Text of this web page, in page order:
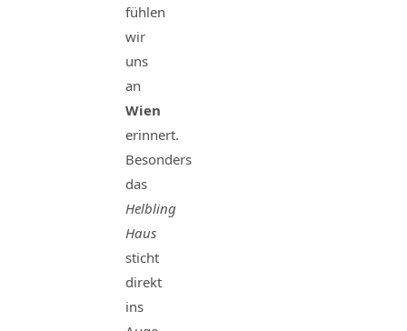
fühlen
wir
uns
an
Wien
erinnert.
Besonders
das
Helbling
Haus
sticht
direkt
ins